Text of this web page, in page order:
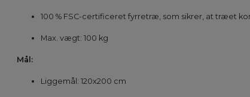
100 % FSC-certificeret fyrretræ, som sikrer, at træet
Max. vægt: 100 kg
Mål:
Liggemål: 120x200 cm